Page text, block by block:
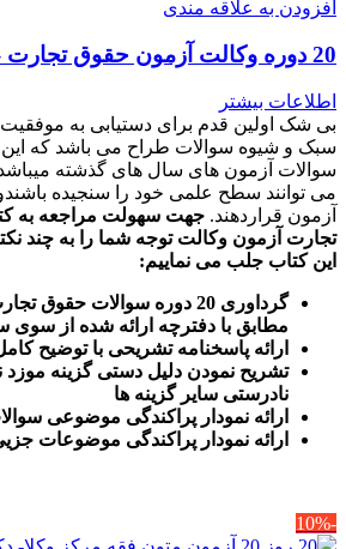
افزودن به علاقه مندی
20 دوره وکالت آزمون حقوق تجارت – چتردانش
اطلاعات بیشتر
بی شک اولین قدم برای دستیابی به موفقیت
سبک و شیوه سوالات طراح می باشد که این
سوالات آزمون های سال های گذشته میباشد
می توانند سطح علمی خود را سنجیده
آزمون قراردهند.
تجارت آزمون وکالت توجه شما را به چند
این کتاب جلب می نماییم:
مطابق با دفترچه ارائه شده از
ارائه پاسخنامه تشریحی با توضیح
تشریح نمودن دلیل دستی گزینه
نادرستی سایر گزینه ها
ارائه نمودار پراکندگی موضوعی
رائه نمودار پراکندگی موضوعات
-10%